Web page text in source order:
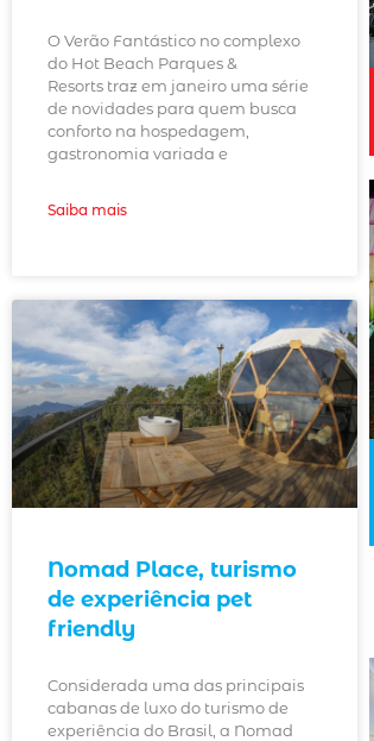
O Verão Fantástico no complexo
do Hot Beach Parques &
Resorts traz em janeiro uma série
de novidades para quem busca
conforto na hospedagem,
gastronomia variada e
Saiba mais
Nomad Place, turismo
de experiência pet
friendly
Considerada uma das principais
cabanas de luxo do turismo de
experiência do Brasil, a Nomad